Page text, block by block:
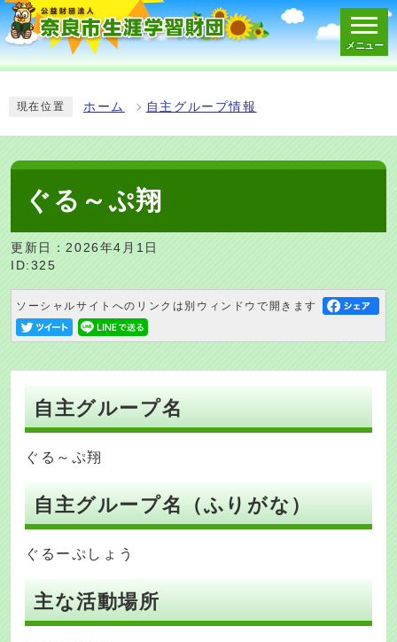
メニュー
現在位置 ホーム 自主グループ情報
ぐる～ぷ翔
更新日：2026年4月1日
ID:325
ソーシャルサイトへのリンクは別ウィンドウで開きます
自主グループ名
ぐる～ぷ翔
自主グループ名（ふりがな）
ぐるーぷしょう
主な活動場所